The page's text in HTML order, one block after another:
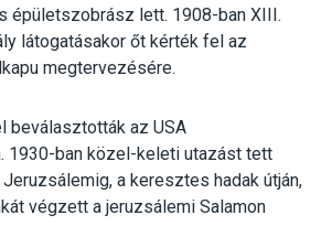
épületszobrász lett. 1908-ban XIII.
látogatásakor őt kérték fel az
megtervezésére.
beválasztották az USA
1930-ban közel-keleti utazást tett
a keresztes hadak útján,
végzett a jeruzsálemi Salamon